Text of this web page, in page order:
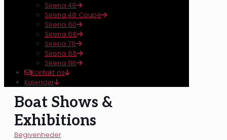
Sirena 48
Sirena 48 Coupé
Sirena 60
Sirena 68
Sirena 78
Sirena 88
Sirena 118
Kontakt os
Kalender
Boat Shows &
Exhibitions
Begivenheder